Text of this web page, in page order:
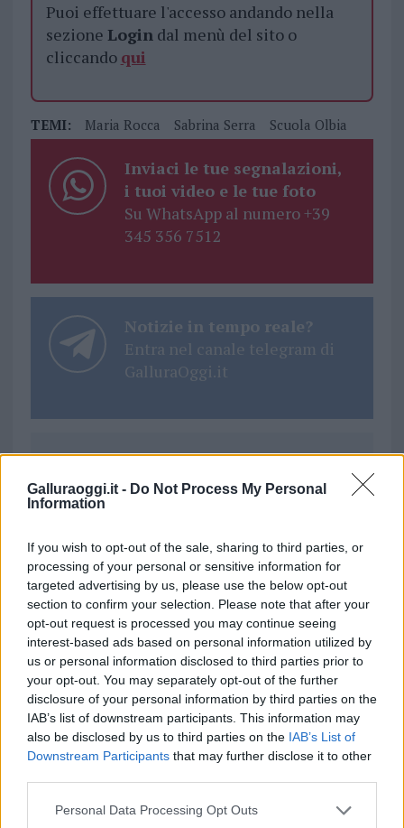
Galluraoggi.it - Do Not Process My Personal
Information
If you wish to opt-out of the sale, sharing to third parties, or
processing of your personal or sensitive information for
targeted advertising by us, please use the below opt-out
section to confirm your selection. Please note that after your
opt-out request is processed you may continue seeing
interest-based ads based on personal information utilized by
us or personal information disclosed to third parties prior to
your opt-out. You may separately opt-out of the further
disclosure of your personal information by third parties on the
IAB’s list of downstream participants. This information may
also be disclosed by us to third parties on the IAB’s List of
Downstream Participants that may further disclose it to other
Please note that this website/app uses one or more Google
Personal Data Processing Opt Outs
Puoi effettuare l'accesso andando nella
sezione Logindal menù del sito o
cliccando qui
TEMI: Maria Rocca Sabrina Serra Scuola Olbia
Inviaci le tue segnalazioni,
i tuoi video e le tue foto
Su WhatsApp al numero +39
345 356 7512
Notizie in tempo reale?
Entra nel canale telegram di
GalluraOggi.it
Condividi l'articolo
F
a
ce
b
o
o
k
T
w
it
te
r
Pi
n
te
re
st
W
h
at
s
A
p
p
S
h
a
re
Articolo precedente
Prossimo articolo